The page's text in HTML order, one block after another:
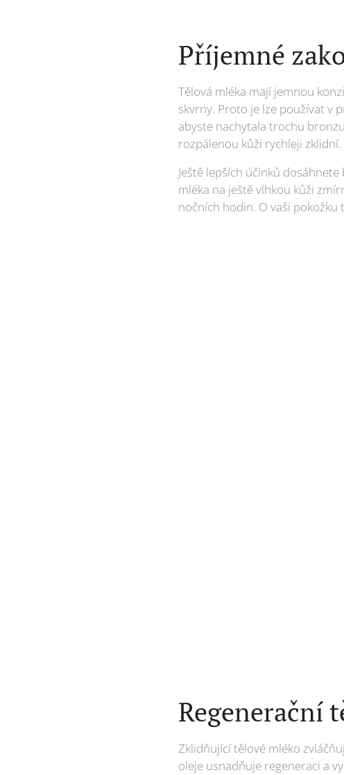
Příjemné
Tělová mléka mají jemnou
skvrny. Proto je lze používat v
abyste nachytala trochu
rozpálenou kůži rychleji zklidní.
Ještě lepších účinků
mléka na ještě vlhkou kůži
nočních hodin. O vaši
Regenerační
Zklidňující tělové mléko
oleje usnadňuje regeneraci a